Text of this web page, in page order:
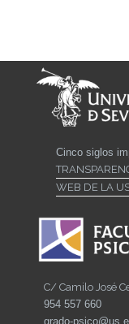
Cinco siglos
WEB DE LA
C/ Camilo José
954 557 660
grado-